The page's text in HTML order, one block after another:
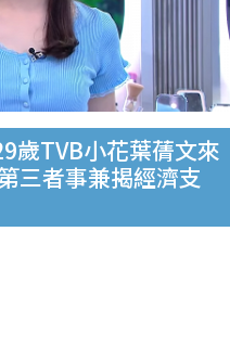
歲TVB小花葉蒨文來
三者事兼揭經濟支